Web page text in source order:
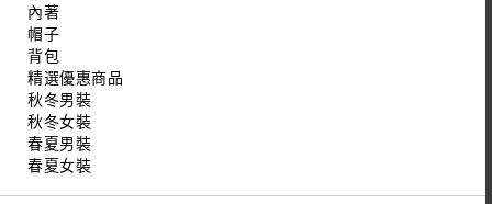
內著
帽子
背包
精選優惠商品
秋冬男裝
秋冬女裝
春夏男裝
春夏女裝